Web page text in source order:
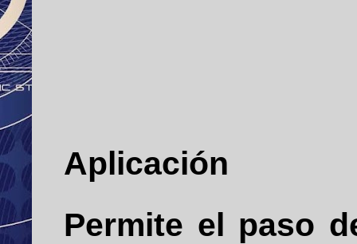
Aplicación
Permite el paso